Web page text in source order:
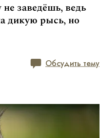
заведёшь, ведь
дикую рысь, но
Обсудить тему